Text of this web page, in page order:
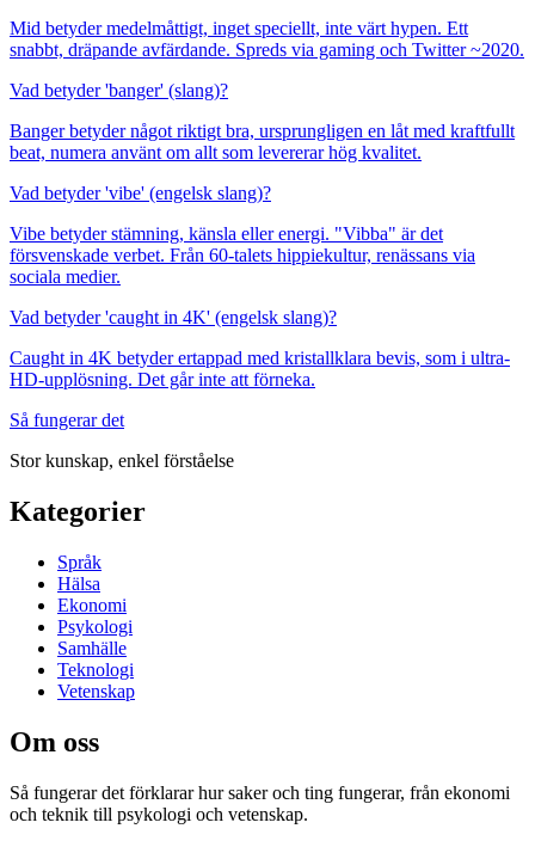
Mid betyder medelmåttigt, inget speciellt, inte värt hypen. Ett
snabbt, dräpande avfärdande. Spreds via gaming och Twitter ~2020.
Vad betyder 'banger' (slang)?
Banger betyder något riktigt bra, ursprungligen en låt med kraftfullt
beat, numera använt om allt som levererar hög kvalitet.
Vad betyder 'vibe' (engelsk slang)?
Vibe betyder stämning, känsla eller energi. "Vibba" är det
försvenskade verbet. Från 60-talets hippiekultur, renässans via
sociala medier.
Vad betyder 'caught in 4K' (engelsk slang)?
Caught in 4K betyder ertappad med kristallklara bevis, som i ultra-
HD-upplösning. Det går inte att förneka.
Så fungerar det
Stor kunskap, enkel förståelse
Kategorier
Språk
Hälsa
Ekonomi
Psykologi
Samhälle
Teknologi
Vetenskap
Om oss
Så fungerar det förklarar hur saker och ting fungerar, från ekonomi
och teknik till psykologi och vetenskap.